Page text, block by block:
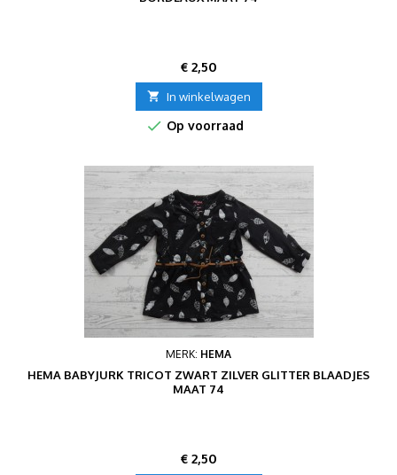
Prijs
€ 2,50
 In winkelwagen
 Op voorraad
MERK: HEMA
HEMA BABYJURK TRICOT ZWART ZILVER GLITTER BLAADJES
MAAT 74
Prijs
€ 2,50